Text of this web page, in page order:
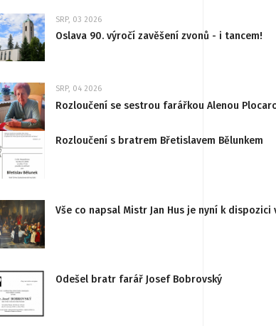
SRP, 03 2026
Oslava 90. výročí zavěšení zvonů - i tancem!
SRP, 04 2026
Rozloučení se sestrou farářkou Alenou
Rozloučení s bratrem Břetislavem Bělunkem
Vše co napsal Mistr Jan Hus je nyní k
Odešel bratr farář Josef Bobrovský